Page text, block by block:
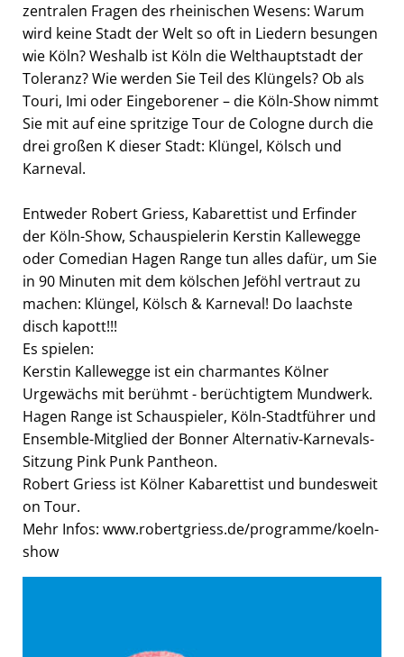
zentralen Fragen des rheinischen Wesens: Warum
wird keine Stadt der Welt so oft in Liedern besungen
wie Köln? Weshalb ist Köln die Welthauptstadt der
Toleranz? Wie werden Sie Teil des Klüngels? Ob als
Touri, Imi oder Eingeborener – die Köln-Show nimmt
Sie mit auf eine spritzige Tour de Cologne durch die
drei großen K dieser Stadt: Klüngel, Kölsch und
Karneval.
Entweder Robert Griess, Kabarettist und Erfinder
der Köln-Show, Schauspielerin Kerstin Kallewegge
oder Comedian Hagen Range tun alles dafür, um Sie
in 90 Minuten mit dem kölschen Jeföhl vertraut zu
machen: Klüngel, Kölsch & Karneval! Do laachste
disch kapott!!!
Es spielen:
Kerstin Kallewegge ist ein charmantes Kölner
Urgewächs mit berühmt - berüchtigtem Mundwerk.
Hagen Range ist Schauspieler, Köln-Stadtführer und
Ensemble-Mitglied der Bonner Alternativ-Karnevals-
Sitzung Pink Punk Pantheon.
Robert Griess ist Kölner Kabarettist und bundesweit
on Tour.
Mehr Infos: www.robertgriess.de/programme/koeln-
show